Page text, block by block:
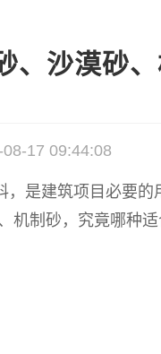
、沙漠砂
17 09:44:08
，是建筑项目必要
机制砂，究竟哪种